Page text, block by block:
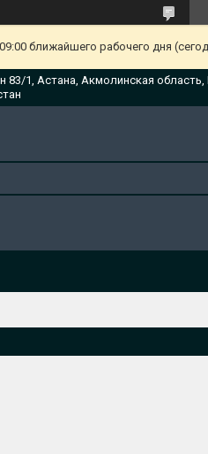
ближайшего рабочего дня
83/1, Астана, Акмолинская область,